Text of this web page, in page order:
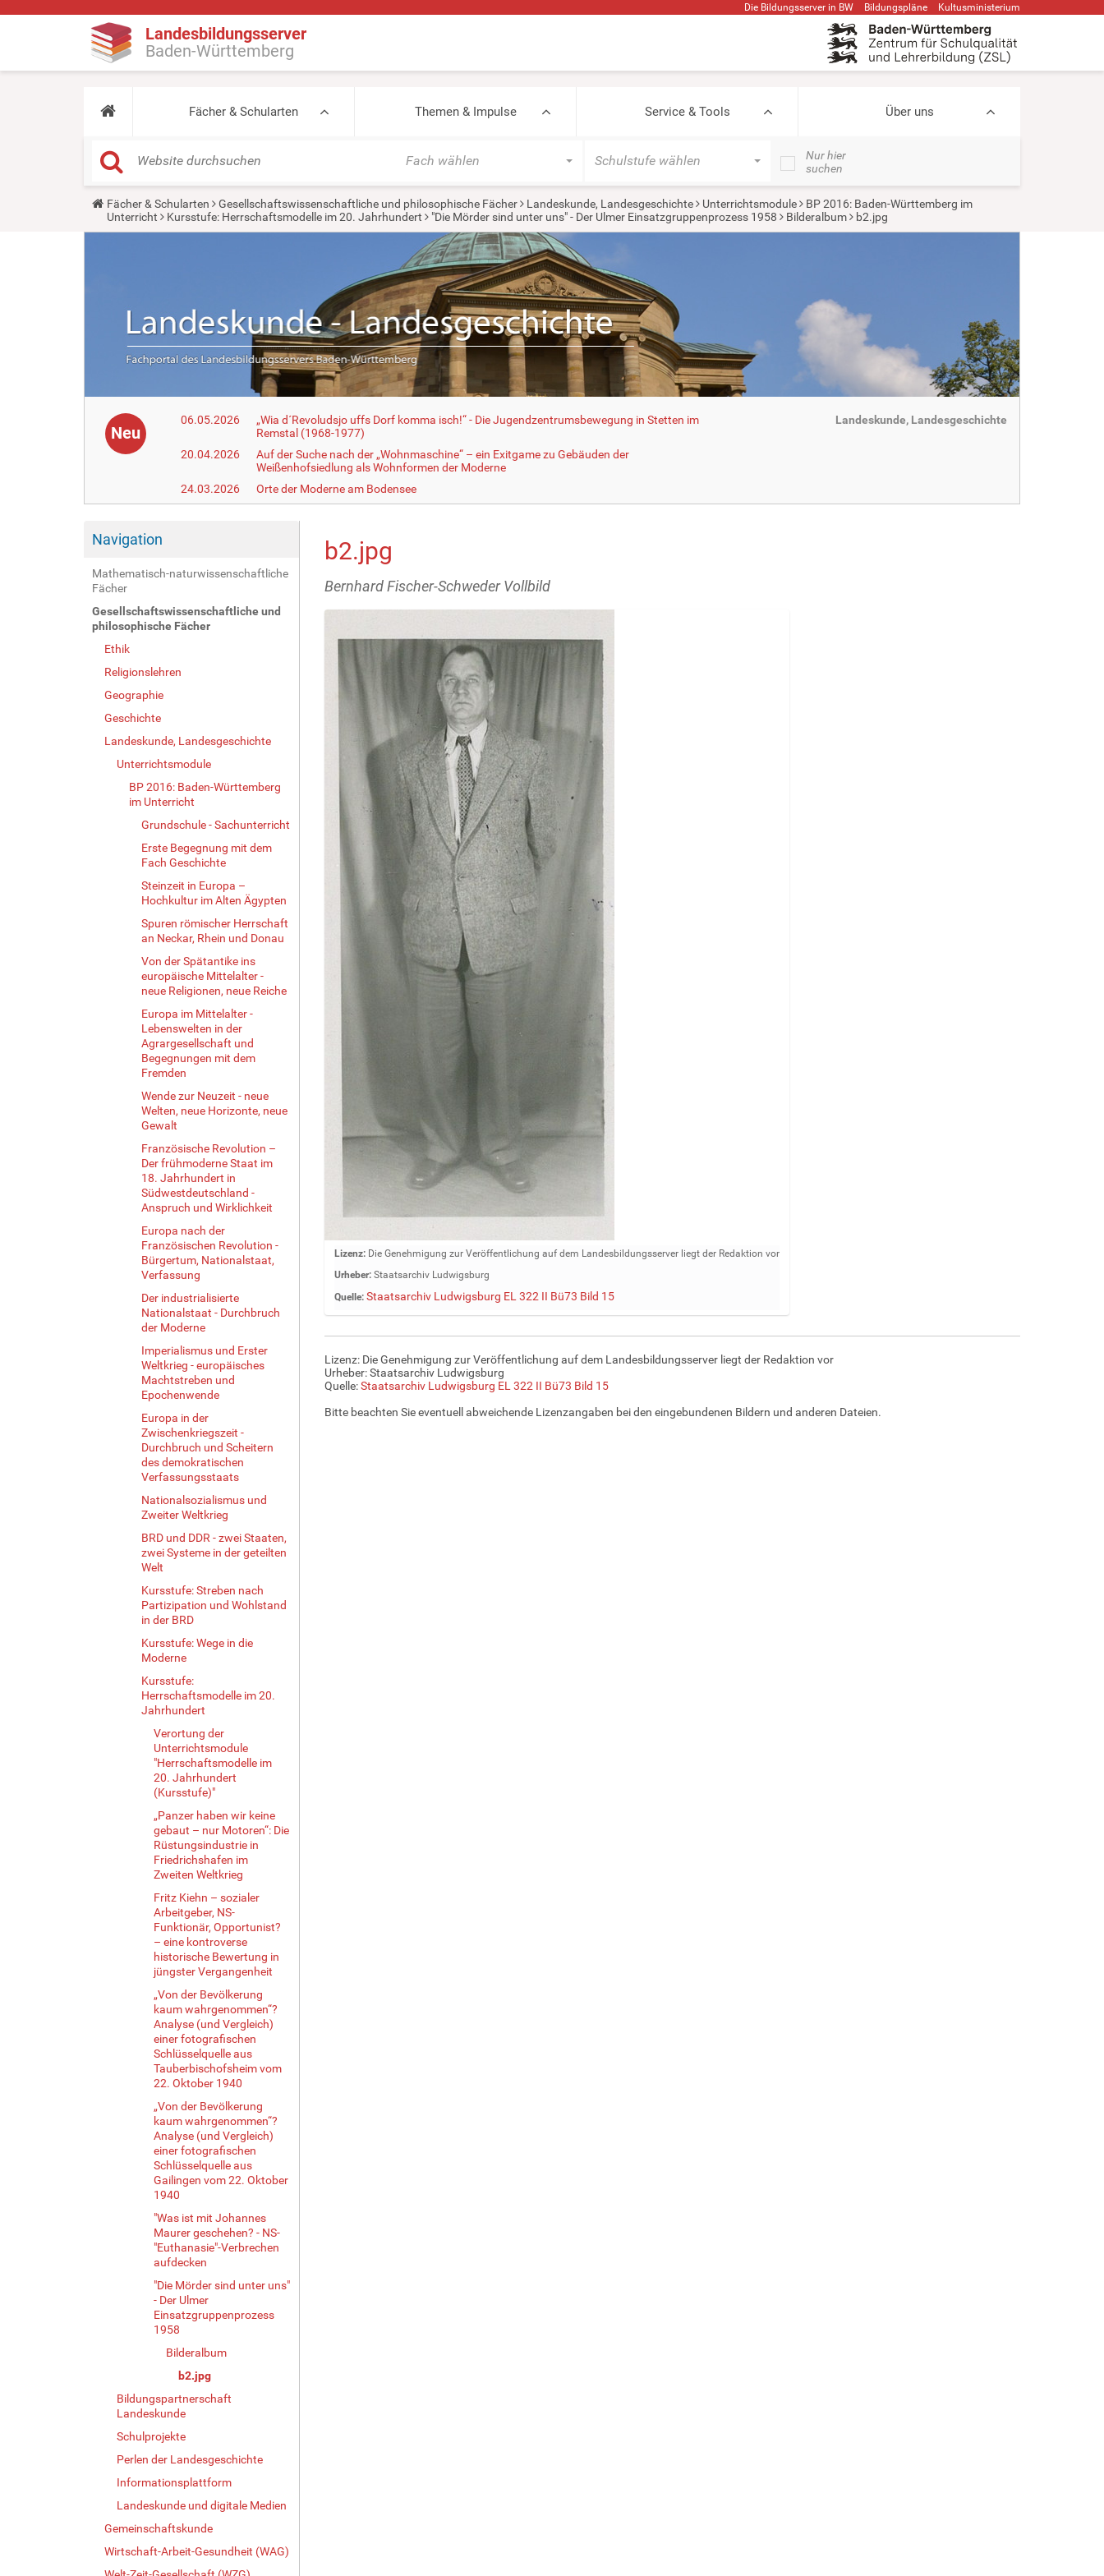
Die Bildungsserver in BW Bildungspläne Kultusministerium
Landesbildungsserver
Baden-Württemberg
Fächer & Schularten Themen & Impulse Service & Tools Über uns
Fach wählen Schulstufe wählen
Nur hier
suchen
Y
u
Fächer & Schularten Gesellschaftswissenschaftliche und philosophische Fächer Landeskunde, Landesgeschichte Unterrichtsmodule
BP 2016: Baden-Württemberg im
Unterricht
Kursstufe: Herrschaftsmodelle im 20. Jahrhundert "Die Mörder sind unter uns" - Der Ulmer Einsatzgruppenprozess 1958 Bilderalbum b2.jpg
Neu
06.05.2026
„Wia d´Revoludsjo uffs Dorf komma isch!“ - Die Jugendzentrumsbewegung in Stetten im
Remstal (1968-1977)
20.04.2026
Auf der Suche nach der „Wohnmaschine“ – ein Exitgame zu Gebäuden der
Weißenhofsiedlung als Wohnformen der Moderne
24.03.2026
Orte der Moderne am Bodensee
Landeskunde, Landesgeschichte
Navigation
Mathematisch-naturwissenschaftliche
Fächer
Gesellschaftswissenschaftliche und
philosophische Fächer
Ethik
Religionslehren
Geographie
Geschichte
Landeskunde, Landesgeschichte
Unterrichtsmodule
BP 2016: Baden-Württemberg
im Unterricht
Grundschule - Sachunterricht
Erste Begegnung mit dem
Fach Geschichte
Steinzeit in Europa –
Hochkultur im Alten Ägypten
Spuren römischer Herrschaft
an Neckar, Rhein und Donau
Von der Spätantike ins
europäische Mittelalter -
neue Religionen, neue Reiche
Europa im Mittelalter -
Lebenswelten in der
Agrargesellschaft und
Begegnungen mit dem
Fremden
Wende zur Neuzeit - neue
Welten, neue Horizonte, neue
Gewalt
Französische Revolution –
Der frühmoderne Staat im
18. Jahrhundert in
Südwestdeutschland -
Anspruch und Wirklichkeit
Europa nach der
Französischen Revolution -
Bürgertum, Nationalstaat,
Verfassung
Der industrialisierte
Nationalstaat - Durchbruch
der Moderne
Imperialismus und Erster
Weltkrieg - europäisches
Machtstreben und
Epochenwende
Europa in der
Zwischenkriegszeit -
Durchbruch und Scheitern
des demokratischen
Verfassungsstaats
Nationalsozialismus und
Zweiter Weltkrieg
BRD und DDR - zwei Staaten,
zwei Systeme in der geteilten
Welt
Kursstufe: Streben nach
Partizipation und Wohlstand
in der BRD
Kursstufe: Wege in die
Moderne
Kursstufe:
Herrschaftsmodelle im 20.
Jahrhundert
Verortung der
Unterrichtsmodule
"Herrschaftsmodelle im
20. Jahrhundert
(Kursstufe)"
„Panzer haben wir keine
gebaut – nur Motoren“: Die
Rüstungsindustrie in
Friedrichshafen im
Zweiten Weltkrieg
Fritz Kiehn – sozialer
Arbeitgeber, NS-
Funktionär, Opportunist?
– eine kontroverse
historische Bewertung in
jüngster Vergangenheit
„Von der Bevölkerung
kaum wahrgenommen“?
Analyse (und Vergleich)
einer fotografischen
Schlüsselquelle aus
Tauberbischofsheim vom
22. Oktober 1940
„Von der Bevölkerung
kaum wahrgenommen“?
Analyse (und Vergleich)
einer fotografischen
Schlüsselquelle aus
Gailingen vom 22. Oktober
1940
"Was ist mit Johannes
Maurer geschehen? - NS-
"Euthanasie"-Verbrechen
aufdecken
"Die Mörder sind unter uns"
- Der Ulmer
Einsatzgruppenprozess
1958
Bilderalbum
b2.jpg
Bildungspartnerschaft
Landeskunde
Schulprojekte
Perlen der Landesgeschichte
Informationsplattform
Landeskunde und digitale Medien
Gemeinschaftskunde
Wirtschaft-Arbeit-Gesundheit (WAG)
b2.jpg
Bernhard Fischer-Schweder Vollbild
Z
e
g
e
B
l
d
n
Lizenz:Die Genehmigung zur Veröffentlichung auf dem Landesbildungsserver liegt der Redaktion vor
Urheber:Staatsarchiv Ludwigsburg
Quelle: Staatsarchiv Ludwigsburg EL 322 II Bü73 Bild 15
Lizenz: Die Genehmigung zur Veröffentlichung auf dem Landesbildungsserver liegt der Redaktion vor
Urheber: Staatsarchiv Ludwigsburg
Quelle:Staatsarchiv Ludwigsburg EL 322 II Bü73 Bild 15
Bitte beachten Sie eventuell abweichende Lizenzangaben bei den eingebundenen Bildern und anderen Dateien.